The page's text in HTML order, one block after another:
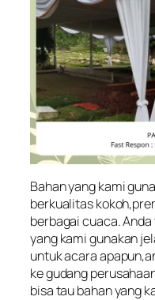
Bahan yang kami
berkualitas
berbagai cuaca.
yang kami gunakan
untuk acara
ke gudang
bisa tau bahan yang